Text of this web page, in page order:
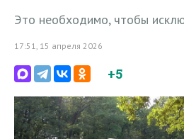
Это необходимо, чтобы
17:51, 15 апреля 2026
+5